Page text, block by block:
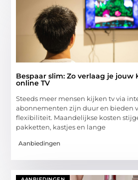
Bespaar slim: Zo verlaag je jouw
online TV
Steeds meer mensen kijken tv via
abonnementen zijn duur en bieden
flexibiliteit. Maandelijkse kosten
pakketten, kastjes en lange
Aanbiedingen